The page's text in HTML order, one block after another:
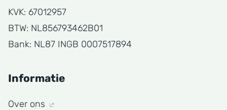
KVK: 67012957
BTW: NL856793462B01
Bank: NL87 INGB 0007517894
Informatie
Over ons